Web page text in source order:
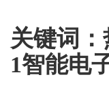
关键词
1智能电